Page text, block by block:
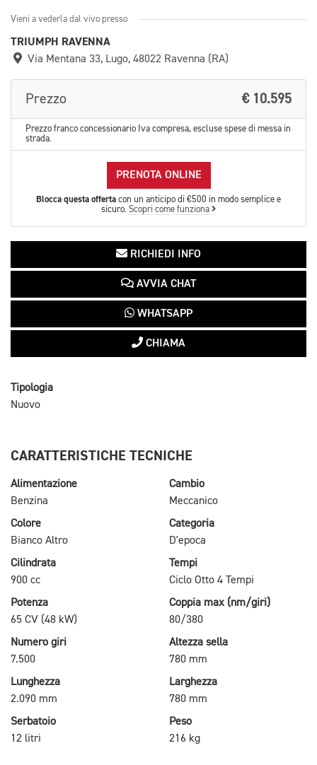
Vieni a vederla dal vivo presso
TRIUMPH RAVENNA
Via Mentana 33, Lugo, 48022 Ravenna (RA)
Prezzo € 10.595
Prezzo franco concessionario Iva compresa, escluse spese di messa in
strada.
PRENOTA ONLINE
Blocca questa offerta con un anticipo di €500 in modo semplice e
sicuro. Scopri come funziona
RICHIEDI INFO
AVVIA CHAT
WHATSAPP
CHIAMA
Tipologia
Nuovo
CARATTERISTICHE TECNICHE
Alimentazione
Benzina
Cambio
Meccanico
Colore
Bianco Altro
Categoria
D'epoca
Cilindrata
900 cc
Tempi
Ciclo Otto 4 Tempi
Potenza
65 CV (48 kW)
Coppia max (nm/giri)
80/380
Numero giri
7.500
Altezza sella
780 mm
Lunghezza
2.090 mm
Larghezza
780 mm
Serbatoio
12 litri
Peso
216 kg